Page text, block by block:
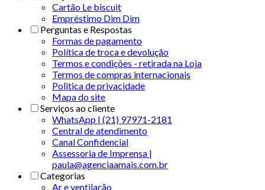
Cartão Le biscuit
Empréstimo Dim Dim
Perguntas e Respostas
Formas de pagamento
Política de troca e devolução
Termos e condições - retirada na Loja
Termos de compras internacionais
Politica de privacidade
Mapa do site
Serviços ao cliente
WhatsApp | (21) 97971-2181
Central de atendimento
Canal Confidencial
Assessoria de Imprensa |
paula@agenciaamais.com.br
Categorias
Ar e ventilação